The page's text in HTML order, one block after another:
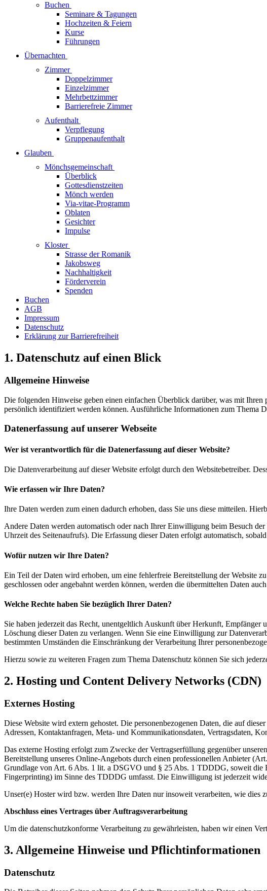
Buchen
Seminare & Tagungen
Hochzeiten & Feiern
Kurse
Führungen
Übernachten
Zimmer
Doppelzimmer
Einzelzimmer
Mehrbettzimmer
Barrierefreie Zimmer
Aufenthalt
Verpflegung
Gruppenaufenthalt
Glauben
Mönchsgemeinschaft
Überblick
Gottesdienstzeiten
Mönch werden
Via-vitae-Programm
Oblaten
Gesichter
Impulse
Kloster
Strasse der Romanik
Jakobsweg
Nachhaltigkeit
Förderverein
Spenden
Buchen
AGB
Impressum
Datenschutz
Erklärung zur Barrierefreiheit
1. Datenschutz auf einen Blick
Allgemeine Hinweise
Die folgenden Hinweise geben einen einfachen Überblick darüber, was mit Ihren
persönlich identifiziert werden können. Ausführliche Informationen zum Thema
Datenerfassung auf unserer Webseite
Wer ist verantwortlich für die Datenerfassung auf dieser Website?
Die Datenverarbeitung auf dieser Website erfolgt durch den Websitebetreiber.
Wie erfassen wir Ihre Daten?
Ihre Daten werden zum einen dadurch erhoben, dass Sie uns diese mitteilen.
Andere Daten werden automatisch oder nach Ihrer Einwilligung beim Besuch
Uhrzeit des Seitenaufrufs). Die Erfassung dieser Daten erfolgt automatisch,
Wofür nutzen wir Ihre Daten?
Ein Teil der Daten wird erhoben, um eine fehlerfreie Bereitstellung der Website
geschlossen oder angebahnt werden können, werden die übermittelten Daten
Welche Rechte haben Sie bezüglich Ihrer Daten?
Sie haben jederzeit das Recht, unentgeltlich Auskunft über Herkunft, Empfänger
Löschung dieser Daten zu verlangen. Wenn Sie eine Einwilligung zur
bestimmten Umständen die Einschränkung der Verarbeitung Ihrer
Hierzu sowie zu weiteren Fragen zum Thema Datenschutz können Sie sich
2. Hosting und Content Delivery Networks (CDN)
Externes Hosting
Diese Website wird extern gehostet. Die personenbezogenen Daten, die auf
Adressen, Kontaktanfragen, Meta- und Kommunikationsdaten, Vertragsdaten,
Das externe Hosting erfolgt zum Zwecke der Vertragserfüllung gegenüber
Bereitstellung unseres Online-Angebots durch einen professionellen Anbieter
Grundlage von Art. 6 Abs. 1 lit. a DSGVO und § 25 Abs. 1 TDDDG, soweit
Fingerprinting) im Sinne des TDDDG umfasst. Die Einwilligung ist jederzeit
Unser(e) Hoster wird bzw. werden Ihre Daten nur insoweit verarbeiten, wie dies
Abschluss eines Vertrages über Auftragsverarbeitung
Um die datenschutzkonforme Verarbeitung zu gewährleisten, haben wir einen
3. Allgemeine Hinweise und Pflichtinformationen
Datenschutz